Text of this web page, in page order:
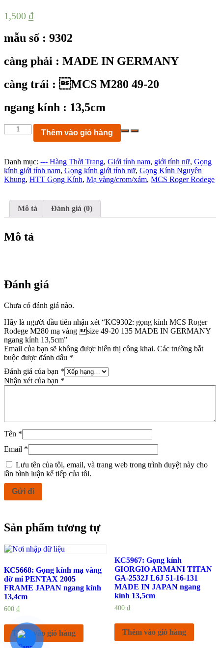
1,500 ₫
mẫu số : 9302
càng phải : MADE IN GERMANY
càng trái : MCS M280 49-20
ngang kính : 13,5cm
KC9302:
gọng
Roger
Rodege
M280
vàng
size
49-
135
MADE
13,5cm
lượng
Thêm vào giỏ hàng
Danh mục: --- Hàng Thời Trang, Giới tính nam, giới tính nữ, Gọng
kính giới tính nam, Gọng kính giới tính nữ, Gọng Kính Nguyên
Khung, HTT Gọng Kính, Mạ vàng/crom/xám, MCS Roger Rodege
Mô tả Đánh giá (0)
Mô tả
Đánh giá
Chưa có đánh giá nào.
Hãy là người đầu tiên nhận xét “KC9302: gọng kính MCS Roger
Rodege M280 mạ vàng size 49-20 135 MADE IN GERMANY
ngang kính 13,5cm”
Email của bạn sẽ không được hiển thị công khai. Các trường bắt
buộc được đánh dấu *
Đánh giá của bạn *
Nhận xét của bạn *
Tên *
Email *
Lưu tên của tôi, email, và trang web trong trình duyệt này cho
lần bình luận kế tiếp của tôi.
Sản phẩm tương tự
KC5668: Gọng kính mạ vàng
đờ mi PENTAX 2005
FRAME JAPAN ngang kính
13,4cm
600 ₫
Thêm vào giỏ hàng
KC5967: Gọng kính
GIORGIO ARMANI TITAN
GA-2532J L6J 51-16-131
MADE IN JAPAN ngang
kính 13,5cm
400 ₫
Thêm vào giỏ hàng